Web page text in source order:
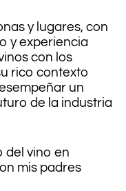
y lugares, con
y experiencia
con los
rico contexto
un
de la industria
del vino en
mis padres